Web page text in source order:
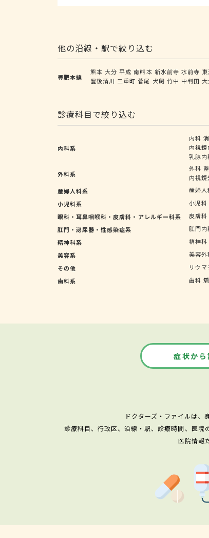
他の沿線・駅で絞り込む
豊肥本線
熊本 大分 平成 南熊本 新水前寺 水前寺
豊後清川 三重町 菅尾 犬飼 竹中 中判田
診療科目で絞り込む
内科系
内科
内視鏡
乳腺内
外科系
外科
内視鏡
産婦人科系
産婦人
小児科系
小児科
眼科・耳鼻咽喉科・皮膚科・アレルギー科系
皮膚科
肛門・泌尿器・性感染症系
肛門内
精神科系
精神科
美容系
美容外
その他
リウマ
歯科系
歯科
症状から
ドクターズ・ファイルは、
診療科目、行政区、沿線・駅、診療時間、医院
医院情報